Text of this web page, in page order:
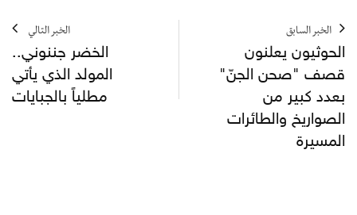
الخبر السابق
الحوثيون يعلنون
قصف "صحن الجنّ"
بعدد كبير من
الصواريخ والطائرات
المسيرة
الخبر التالي
الخضر جننوني..
المولد الذي يأتي
مطلياً بالجبايات